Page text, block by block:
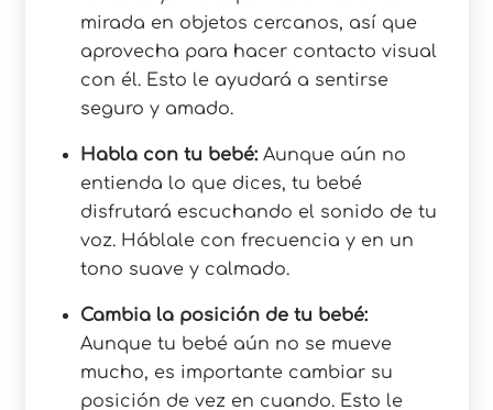
mirada en objetos cercanos, así que
aprovecha para hacer contacto visual
con él. Esto le ayudará a sentirse
seguro y amado.
Habla con tu bebé: Aunque aún no
entienda lo que dices, tu bebé
disfrutará escuchando el sonido de tu
voz. Háblale con frecuencia y en un
tono suave y calmado.
Cambia la posición de tu bebé:
Aunque tu bebé aún no se mueve
mucho, es importante cambiar su
posición de vez en cuando. Esto le